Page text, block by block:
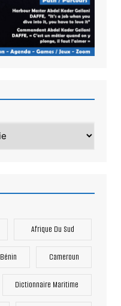
Afrique Du Sud
Bénin Cameroun
Dictionnaire Maritime